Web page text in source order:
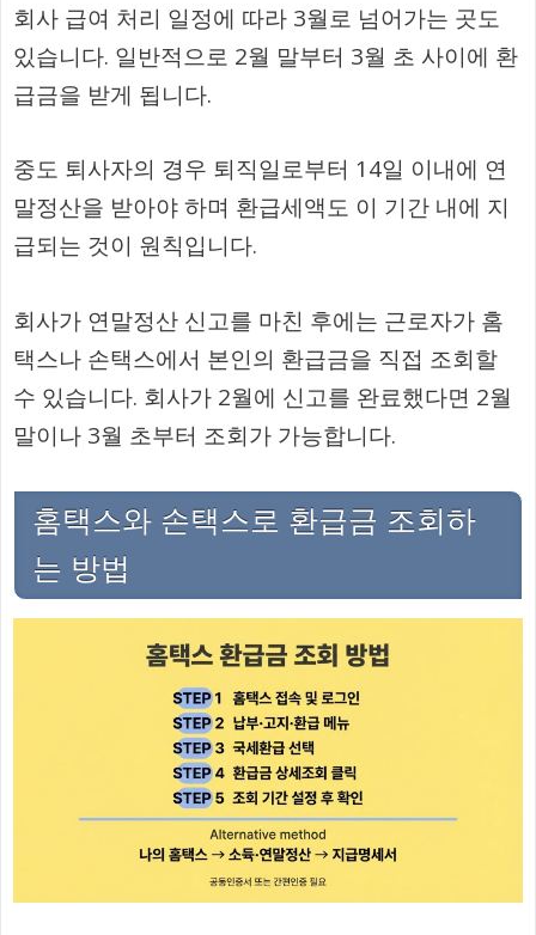
회사 급여 처리 일정에 따라 3월로 넘어가는 곳도
있습니다. 일반적으로 2월 말부터 3월 초 사이에 환
급금을 받게 됩니다.
중도 퇴사자의 경우 퇴직일로부터 14일 이내에 연
말정산을 받아야 하며 환급세액도 이 기간 내에 지
급되는 것이 원칙입니다.
회사가 연말정산 신고를 마친 후에는 근로자가 홈
택스나 손택스에서 본인의 환급금을 직접 조회할
수 있습니다. 회사가 2월에 신고를 완료했다면 2월
말이나 3월 초부터 조회가 가능합니다.
홈택스와 손택스로 환급금 조회하
는 방법